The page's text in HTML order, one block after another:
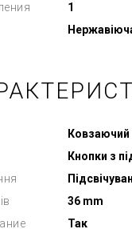
1
Ковзаючий
Кнопки з
36 mm
Так